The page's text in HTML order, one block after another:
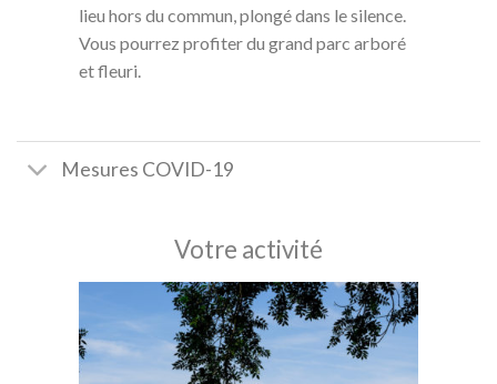
lieu hors du commun, plongé dans le silence.
Vous pourrez profiter du grand parc arboré
et fleuri.
Mesures COVID-19
Votre activité